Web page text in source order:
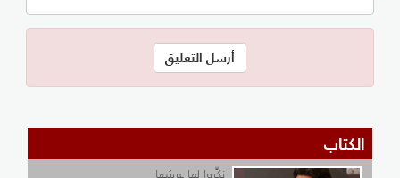
الكتاب
نكِّروا لها عرشها